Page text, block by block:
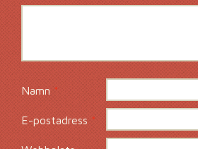
Namn*
E-postadress *